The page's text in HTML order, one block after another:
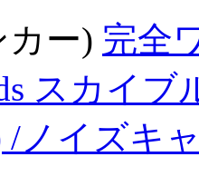
カー) 完全
スカイブ
/ノイズキ